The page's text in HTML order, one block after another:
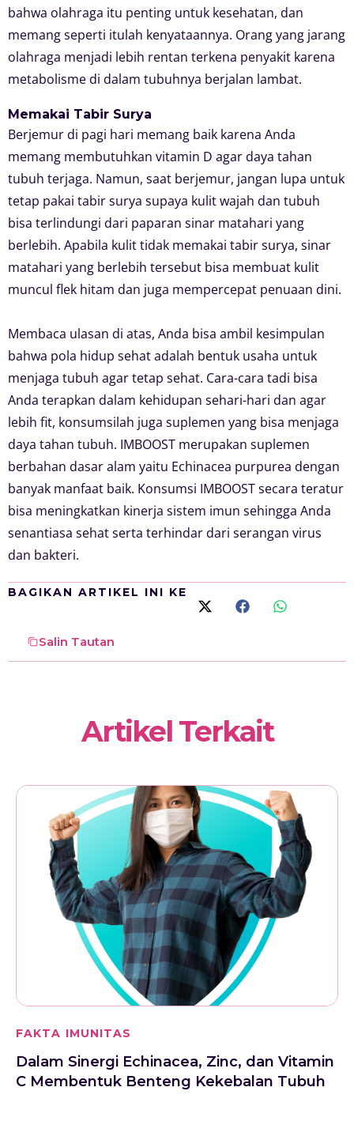
bahwa olahraga itu penting untuk kesehatan, dan
memang seperti itulah kenyataannya. Orang yang jarang
olahraga menjadi lebih rentan terkena penyakit karena
metabolisme di dalam tubuhnya berjalan lambat.
Memakai Tabir Surya
Berjemur di pagi hari memang baik karena Anda
memang membutuhkan vitamin D agar daya tahan
tubuh terjaga. Namun, saat berjemur, jangan lupa untuk
tetap pakai tabir surya supaya kulit wajah dan tubuh
bisa terlindungi dari paparan sinar matahari yang
berlebih. Apabila kulit tidak memakai tabir surya, sinar
matahari yang berlebih tersebut bisa membuat kulit
muncul flek hitam dan juga mempercepat penuaan dini.
Membaca ulasan di atas, Anda bisa ambil kesimpulan
bahwa pola hidup sehat adalah bentuk usaha untuk
menjaga tubuh agar tetap sehat. Cara-cara tadi bisa
Anda terapkan dalam kehidupan sehari-hari dan agar
lebih fit, konsumsilah juga suplemen yang bisa menjaga
daya tahan tubuh. IMBOOST merupakan suplemen
berbahan dasar alam yaitu Echinacea purpurea dengan
banyak manfaat baik. Konsumsi IMBOOST secara teratur
bisa meningkatkan kinerja sistem imun sehingga Anda
senantiasa sehat serta terhindar dari serangan virus
dan bakteri.
BAGIKAN ARTIKEL INI KE
Salin Tautan
Artikel Terkait
FAKTA IMUNITAS
Dalam Sinergi Echinacea, Zinc, dan Vitamin
C Membentuk Benteng Kekebalan Tubuh